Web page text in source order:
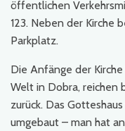
öffentlichen
123. Neben der Kirche
Parkplatz.
Die Anfänge der
Welt in Dobra, reichen
zurück. Das
umgebaut – man hat